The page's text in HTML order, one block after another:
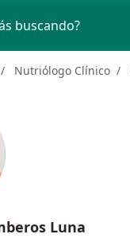
buscando?
Nutriólogo Clínico
Luna